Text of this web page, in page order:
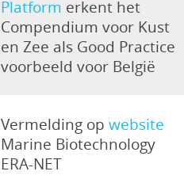
Platform erkent het
Compendium voor Kust
en Zee als Good Practice
voorbeeld voor België
Vermelding op website
Marine Biotechnology
ERA-NET